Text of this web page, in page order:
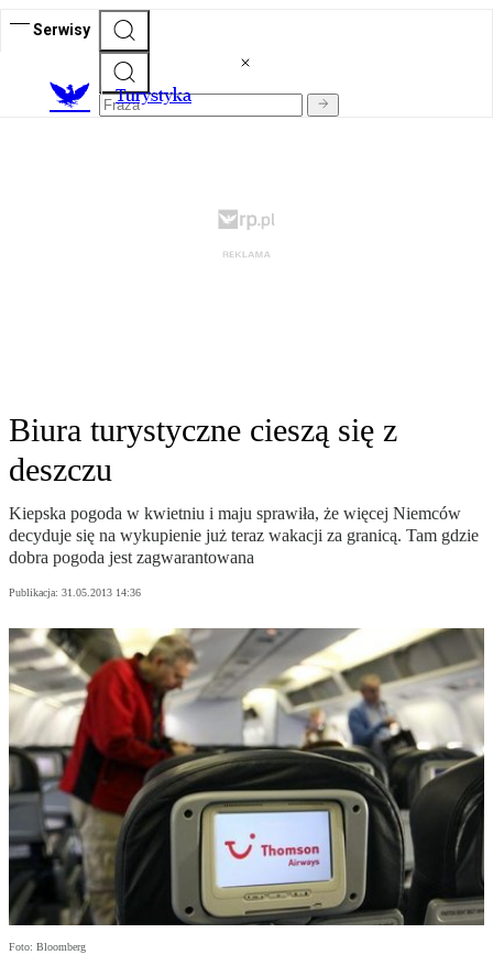
Serwisy
Turystyka
Biura turystyczne cieszą się z
deszczu
Kiepska pogoda w kwietniu i maju sprawiła, że więcej Niemców
decyduje się na wykupienie już teraz wakacji za granicą. Tam gdzie
dobra pogoda jest zagwarantowana
Publikacja: 31.05.2013 14:36
Foto: Bloomberg